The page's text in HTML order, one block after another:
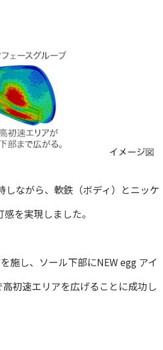
しながら、軟鉄（ボディ）とニッケ
を実現しました。
施し、ソール下部にNEW egg アイ
初速エリアを広げることに成功し